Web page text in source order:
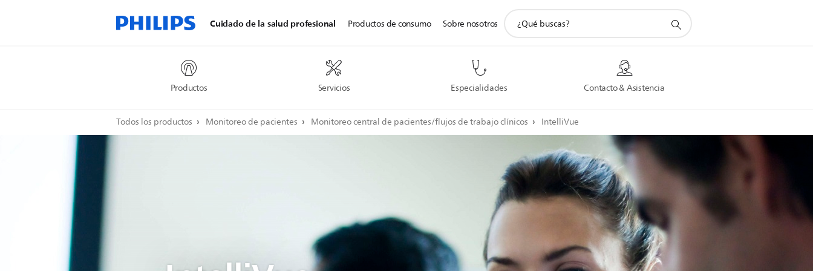
Cuidado de la salud profesional
Productos Servicios Especialidades Contacto & Asistencia
Productos de consumo Sobre nosotros
Todos los productos Monitoreo de pacientes Monitoreo central de pacientes/flujos de trabajo clínicos IntelliVue